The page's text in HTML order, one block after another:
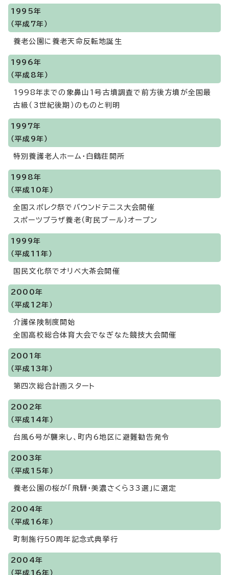
1995年
（平成7年）
養老公園に養老天命反転地誕生
1996年
（平成8年）
1998年までの象鼻山1号古墳調査で前方後方墳が全国最
古級（3世紀後期）のものと判明
1997年
（平成9年）
特別養護老人ホーム・白鶴荘開所
1998年
（平成10年）
全国スポレク祭でバウンドテニス大会開催
スポーツプラザ養老（町民プール）オープン
1999年
（平成11年）
国民文化祭でオリベ大茶会開催
2000年
（平成12年）
介護保険制度開始
全国高校総合体育大会でなぎなた競技大会開催
2001年
（平成13年）
第四次総合計画スタート
2002年
（平成14年）
台風6号が襲来し、町内6地区に避難勧告発令
2003年
（平成15年）
養老公園の桜が「飛騨・美濃さくら33選」に選定
2004年
（平成16年）
町制施行50周年記念式典挙行
2004年
（平成16年）